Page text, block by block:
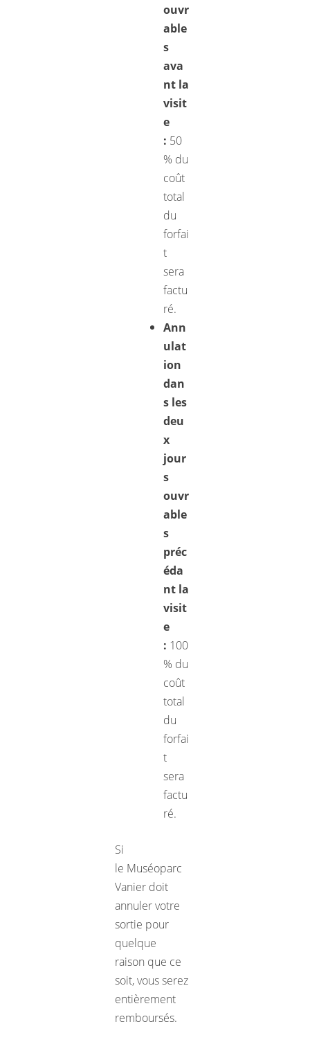
ouvr
able
s
ava
nt la
visit
e
: 50
% du
coût
total
du
forfai
t
sera
factu
ré.
Ann
ulat
ion
dan
s les
deu
x
jour
s
ouvr
able
s
préc
éda
nt la
visit
e
: 100
% du
coût
total
du
forfai
t
sera
factu
ré.
Si
le Muséoparc
Vanier doit
annuler votre
sortie pour
quelque
raison que ce
soit, vous serez
entièrement
remboursés.